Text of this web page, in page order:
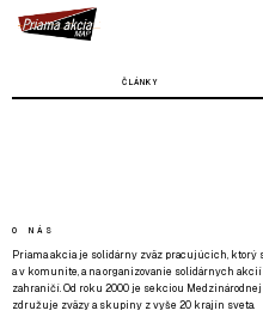
ČLÁNKY
O NÁS
Priama akcia je solidárny zväz pracujúcich,
a v komunite, a na organizovanie solidárnych
zahraničí. Od roku 2000 je sekciou
združuje zväzy a skupiny z vyše 20 krajín sveta.